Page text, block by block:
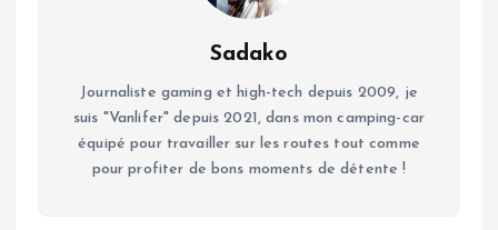
Sadako
Journaliste gaming et high-tech depuis 2009, je
suis "Vanlifer" depuis 2021, dans mon camping-car
équipé pour travailler sur les routes tout comme
pour profiter de bons moments de détente !